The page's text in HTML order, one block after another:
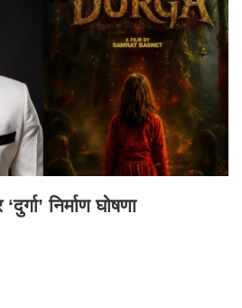
निर्माण घोषणा